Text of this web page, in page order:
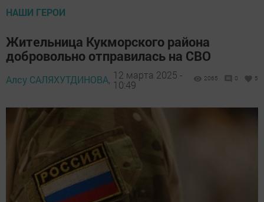
НАШИ ГЕРОИ
Жительница Кукморского района
добровольно отправилась на СВО
Алсу САЛЯХУТДИНОВА, 12 марта 2025 -
10:49
2065 0 5